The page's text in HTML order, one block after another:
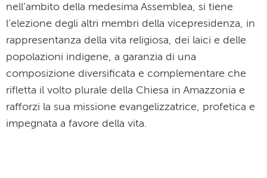
nell’ambito della medesima Assemblea, si tiene
l’elezione degli altri membri della vicepresidenza, in
rappresentanza della vita religiosa, dei laici e delle
popolazioni indigene, a garanzia di una
composizione diversificata e complementare che
rifletta il volto plurale della Chiesa in Amazzonia e
rafforzi la sua missione evangelizzatrice, profetica e
impegnata a favore della vita.